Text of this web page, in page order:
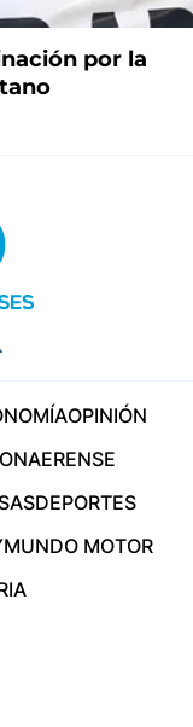
por la
OPINIÓN
DEPORTES
MUNDO MOTOR